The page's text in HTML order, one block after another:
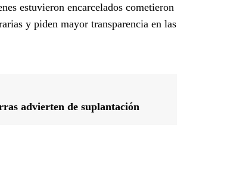
estuvieron encarcelados cometieron
y piden mayor transparencia en las
advierten de suplantación